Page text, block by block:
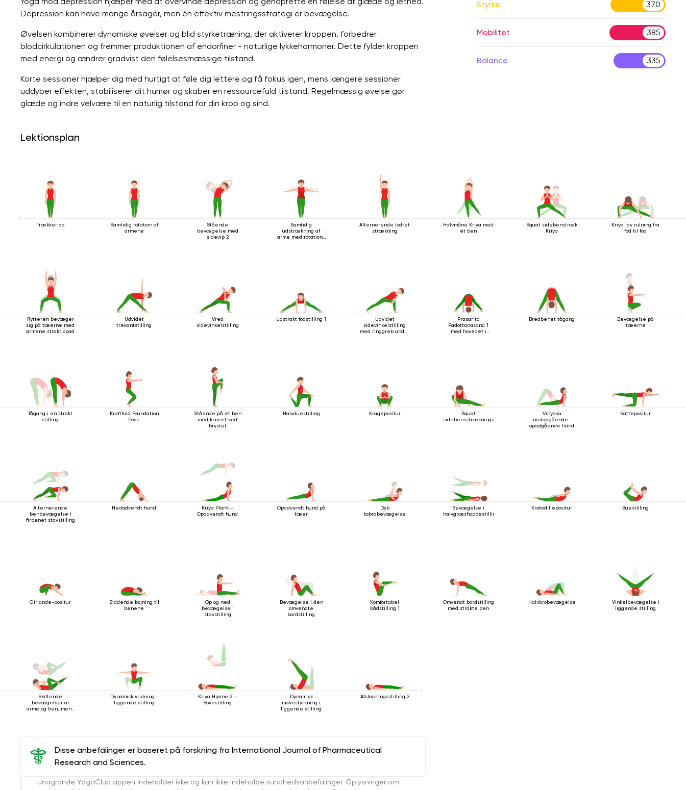
Depression kan have mange årsager, men én effektiv mestringsstrategi er bevægelse.
Øvelsen kombinerer dynamiske øvelser og blid styrketræning, der aktiverer kroppen, forbedrer
blodcirkulationen og fremmer produktionen af ​​endorfiner - naturlige lykkehormoner. Dette fylder kroppen
med energi og ændrer gradvist den følelsesmæssige tilstand.
Korte sessioner hjælper dig med hurtigt at føle dig lettere og få fokus igen, mens længere sessioner
uddyber effekten, stabiliserer dit humør og skaber en ressourcefuld tilstand. Regelmæssig øvelse gør
glæde og indre velvære til en naturlig tilstand for din krop og sind.
Styrke 370
Mobilitet 385
Balance 335
Lektionsplan
Trækker op
Samtidig rotation af
armene
Stående
bevægelse med
sidevip 2
Samtidig
udstrækning af
arme med rotation i
Alternerende lodret
strækning
Halvmåne Kriya med
ét ben
Squat sidebenstræk
Kriya
Kriya lav rulning fra
fod til fod
Rytteren bevæger
sig på tæerne med
armene strakt opad
Udvidet
trekantstilling
Vred
sidevinkelstilling
Udstrakt fodstilling 1
Udvidet
sidevinkelstilling
med ringgreb under
Prasarita
Padottanasana 1
med hovedet i
Bredbenet tågang
Bevægelse på
tæerne
Tågang i en strakt
stilling
Kraftfuld Foundation
Pose
Stående på ét ben
med knæet ved
brystet
Halvduestilling Kragepositur
Squat
sidebensstrækningsstilling
Vinyasa
nedadgående-
opadgående hund
Kattepositur
Alternerende
benbevægelse i
firbenet stavstilling
Nedadvendt hund
Kriya Plank –
Opadvendt hund
Opadvendt hund på
tæer
Dyb
kobrabevægelse
Bevægelse i
halvgræshoppestillingen
Krokodillepositur Buestilling
Girlande-positur
Siddende bøjning til
benene
Op og ned
bevægelse i
stavstilling
Bevægelse i den
omvendte
bordstilling
Komfortabel
bådstilling 1
Omvendt bordstilling
med strakte ben
Halvbrobevægelse
Vinkelbevægelse i
liggende stilling
Skiftende
bevægelser af
arme og ben, mens
Dynamisk vridning i
liggende stilling
Kriya Hjørne 2 –
Sovestilling
Dynamisk
mavestyrkning i
liggende stilling
Afslapningsstilling 2
Disse anbefalinger er baseret på forskning fra International Journal of Pharmaceutical
Research and Sciences.
Unagrande YogaClub appen indeholder ikke og kan ikke indeholde sundhedsanbefalinger. Oplysninger om